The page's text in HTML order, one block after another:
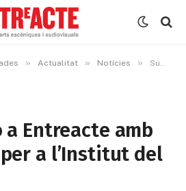
» Actualitat » Notícies » Subscripció a Entreacte amb descompte per a l’Institut del Teatre
Entreacte amb
a l’Institut del